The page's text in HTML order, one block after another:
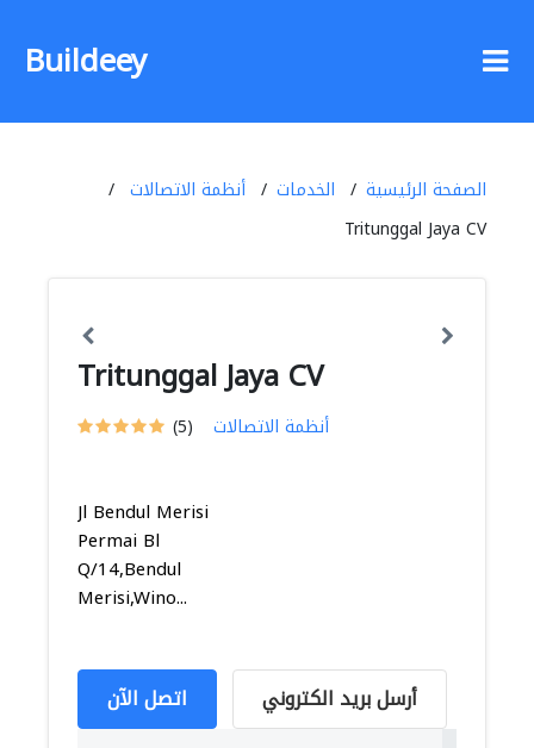
Buildeey
الصفحة الرئيسية الخدمات
أنظمة الاتصالات
Tritunggal Jaya CV
Tritunggal Jaya CV
(5) أنظمة الاتصالات
Jl Bendul Merisi
Permai Bl
Q/14,Bendul
Merisi,Wino...
اتصل الآن أرسل بريد الكتروني